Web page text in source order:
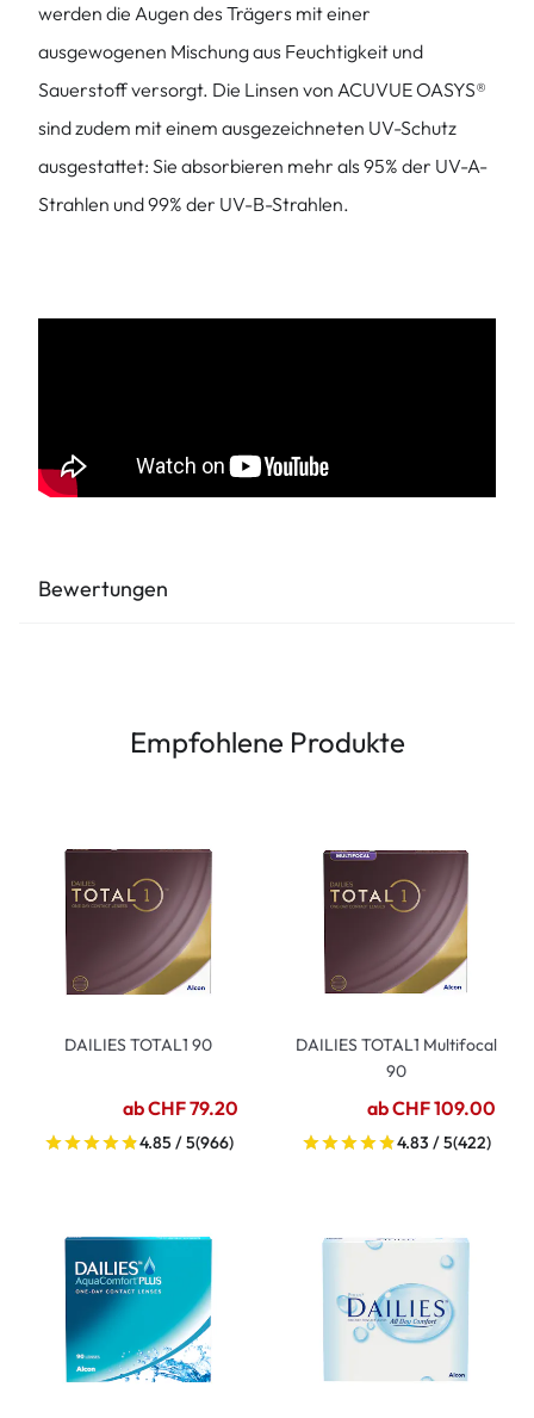
werden die Augen des Trägers mit einer
ausgewogenen Mischung aus Feuchtigkeit und
Sauerstoff versorgt. Die Linsen von ACUVUE OASYS®
sind zudem mit einem ausgezeichneten UV-Schutz
ausgestattet: Sie absorbieren mehr als 95% der UV-A-
Strahlen und 99% der UV-B-Strahlen.
Bewertungen
Empfohlene Produkte
DAILIES TOTAL1 90
ab CHF 79.20
4.85 / 5(966)
DAILIES TOTAL1 Multifocal
90
ab CHF 109.00
4.83 / 5(422)